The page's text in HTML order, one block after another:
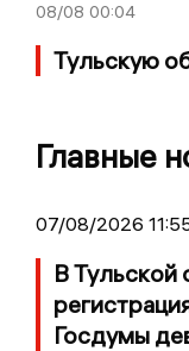
08/08 00:04
Тульскую
Главные
07/08/2026
В Тульской
Госдумы